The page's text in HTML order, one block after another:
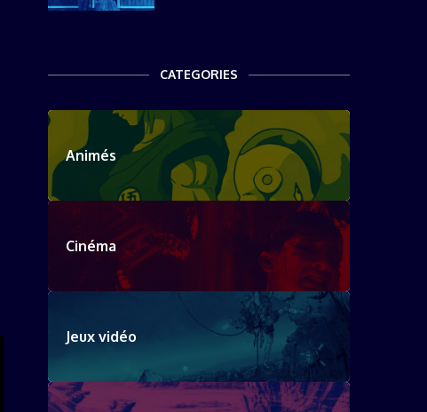
CATEGORIES
Animés
Cinéma
Jeux vidéo